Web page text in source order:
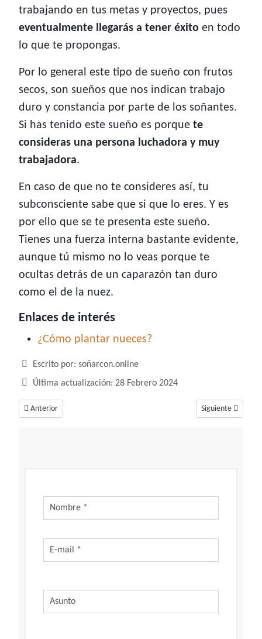
trabajando en tus metas y proyectos, pues
eventualmente llegarás a tener éxito en todo
lo que te propongas.
Por lo general este tipo de sueño con frutos
secos, son sueños que nos indican trabajo
duro y constancia por parte de los soñantes.
Si has tenido este sueño es porque te
consideras una persona luchadora y muy
trabajadora.
En caso de que no te consideres así, tu
subconsciente sabe que si que lo eres. Y es
por ello que se te presenta este sueño.
Tienes una fuerza interna bastante evidente,
aunque tú mismo no lo veas porque te
ocultas detrás de un caparazón tan duro
como el de la nuez.
Enlaces de interés
¿Cómo plantar nueces?
Detalles
Escrito por: soñarcon.online
Última actualización: 28 Febrero 2024
Artículo anterior: Soñar con Navidad, un sueño cargado de buenas
Anterior Artículo siguiente:
Siguiente